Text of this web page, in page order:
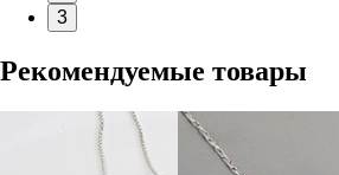
3
Рекомендуемые товары